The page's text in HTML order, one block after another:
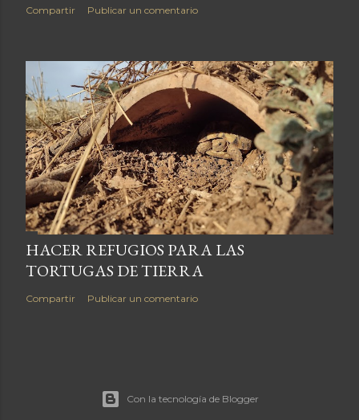
Compartir Publicar un comentario
HACER REFUGIOS PARA LAS
TORTUGAS DE TIERRA
Compartir Publicar un comentario
Con la tecnología de Blogger